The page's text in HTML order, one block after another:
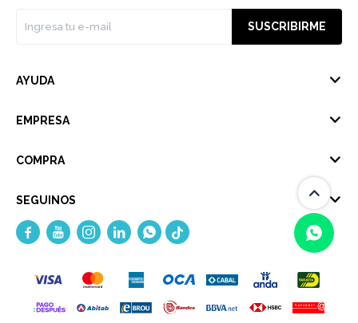
(0/4)
SUSCRIBIRME
AYUDA
EMPRESA
COMPRA
SEGUINOS
    